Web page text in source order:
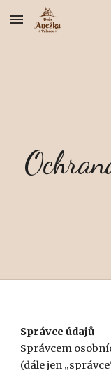
Skip to main content
Správce údajů
Správcem
(dále jen